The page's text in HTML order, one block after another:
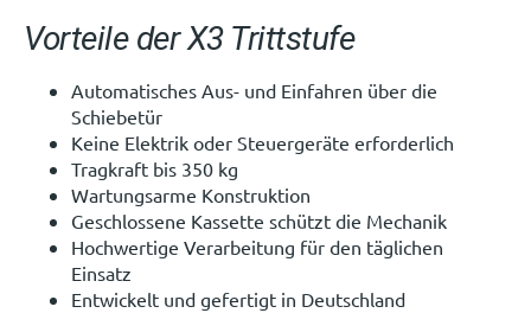
Vorteile der X3 Trittstufe
Automatisches Aus- und Einfahren über die
Schiebetür
Keine Elektrik oder Steuergeräte erforderlich
Tragkraft bis 350 kg
Wartungsarme Konstruktion
Geschlossene Kassette schützt die Mechanik
Hochwertige Verarbeitung für den täglichen
Einsatz
Entwickelt und gefertigt in Deutschland